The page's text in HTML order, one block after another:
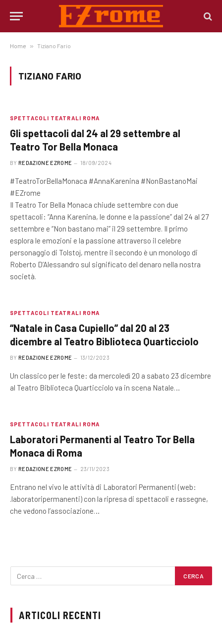
Home » Tiziano Fario
TIZIANO FARIO
SPETTACOLI TEATRALI ROMA
Gli spettacoli dal 24 al 29 settembre al
Teatro Tor Bella Monaca
BY REDAZIONE EZROME 18/09/2024
#TeatroTorBellaMonaca #AnnaKarenina #NonBastanoMai
#EZrome
Il Teatro Tor Bella Monaca chiude settembre con due
spettacoli: “Anna Karenina, le donne e la passione” dal 24 al 27
settembre e “Non bastano mai” il 29 settembre. Il primo
esplora le emozioni e la passione attraverso il celebre
personaggio di Tolstoj, mentre il secondo è un monologo di
Roberto D’Alessandro sul significato del denaro nella nostra
società.
SPETTACOLI TEATRALI ROMA
“Natale in Casa Cupiello” dal 20 al 23
dicembre al Teatro Biblioteca Quarticciolo
BY REDAZIONE EZROME 13/12/2023
Un classico per le feste: da mercoledì 20 a sabato 23 dicembre
al Teatro Biblioteca Quarticciolo va in scena Natale…
SPETTACOLI TEATRALI ROMA
Laboratori Permanenti al Teatro Tor Bella
Monaca di Roma
BY REDAZIONE EZROME 23/11/2023
Entrano nel vivo le attività di Laboratori Permanenti (web:
.laboratoripermanenti) con la ripresa di spettacoli e rassegne,
che vedono l’associazione…
ARTICOLI RECENTI